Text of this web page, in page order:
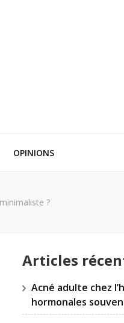
OPINIONS
?
Articles
Acné adulte chez
hormonales